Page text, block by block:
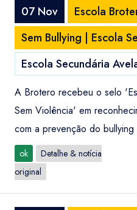
07 Nov
Escola
Sem Bullying | Escola
Escola Secundária
A Brotero recebeu o selo
Sem Violência' em
com a prevenção do
ok
Detalhe & notícia
original